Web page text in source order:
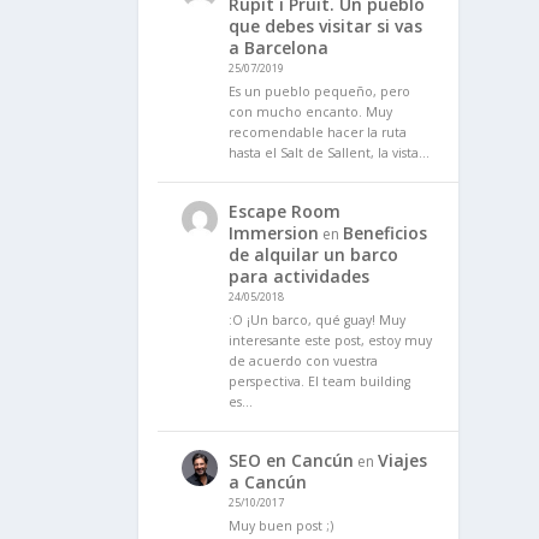
Rupit i Pruit. Un pueblo
que debes visitar si vas
a Barcelona
25/07/2019
Es un pueblo pequeño, pero
con mucho encanto. Muy
recomendable hacer la ruta
hasta el Salt de Sallent, la vista…
Escape Room
Immersion en Beneficios
de alquilar un barco
para actividades
24/05/2018
:O ¡Un barco, qué guay! Muy
interesante este post, estoy muy
de acuerdo con vuestra
perspectiva. El team building
es…
SEO en Cancún en Viajes
a Cancún
25/10/2017
Muy buen post ;)